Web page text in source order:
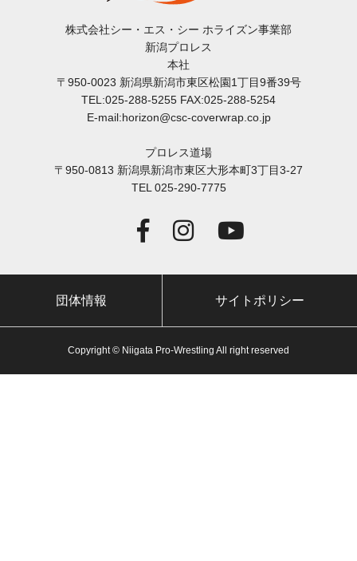
株式会社シー・エス・シー ホライズン事業部
新潟プロレス
本社
〒950-0023 新潟県新潟市東区松園1丁目9番39号
TEL:025-288-5255 FAX:025-288-5254
E-mail:horizon@csc-coverwrap.co.jp
プロレス道場
〒950-0813 新潟県新潟市東区大形本町3丁目3-27
TEL 025-290-7775
団体情報 サイトポリシー
Copyright © Niigata Pro-Wrestling All right reserved